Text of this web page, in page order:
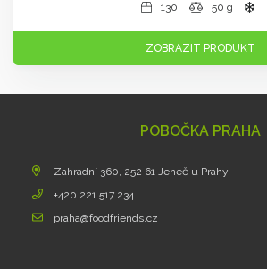
130 50 g
ZOBRAZIT PRODUKT
POBOČKA PRAHA
Zahradní 360, 252 61 Jeneč u Prahy
+420 221 517 234
praha@foodfriends.cz